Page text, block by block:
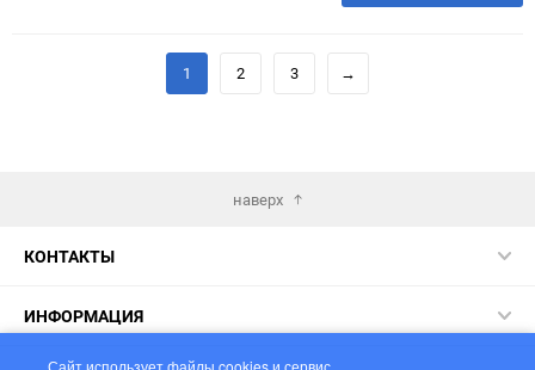
Сайт использует файлы cookies и сервис
1 2 3 →
наверх
КОНТАКТЫ
ИНФОРМАЦИЯ